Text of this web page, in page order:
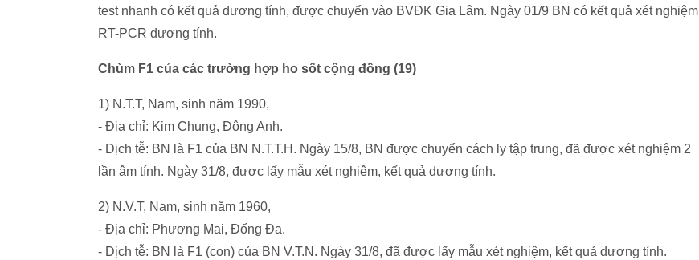
test nhanh có kết quả dương tính, được chuyển vào BVĐK Gia Lâm. Ngày 01/9 BN có kết quả xét nghiệm
RT-PCR dương tính.
Chùm F1 của các trường hợp ho sốt cộng đồng (19)
1) N.T.T, Nam, sinh năm 1990,
- Địa chỉ: Kim Chung, Đông Anh.
- Dịch tễ: BN là F1 của BN N.T.T.H. Ngày 15/8, BN được chuyển cách ly tập trung, đã được xét nghiệm 2
lần âm tính. Ngày 31/8, được lấy mẫu xét nghiệm, kết quả dương tính.
2) N.V.T, Nam, sinh năm 1960,
- Địa chỉ: Phương Mai, Đống Đa.
- Dịch tễ: BN là F1 (con) của BN V.T.N. Ngày 31/8, đã được lấy mẫu xét nghiệm, kết quả dương tính.